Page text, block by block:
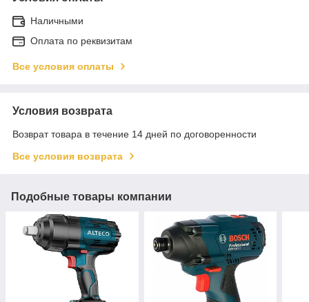
Наличными
Оплата по реквизитам
Все условия оплаты
Условия возврата
Возврат товара в течение 14 дней по договоренности
Все условия возврата
Подобные товары компании